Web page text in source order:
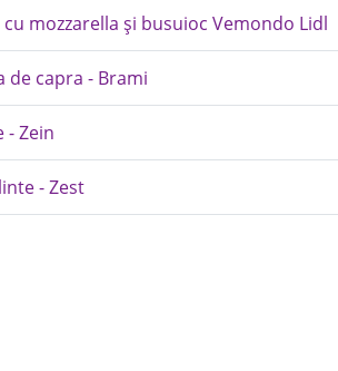
mozzarella și busuioc Vemondo Lidl
de capra - Brami
- Zein
- Zest